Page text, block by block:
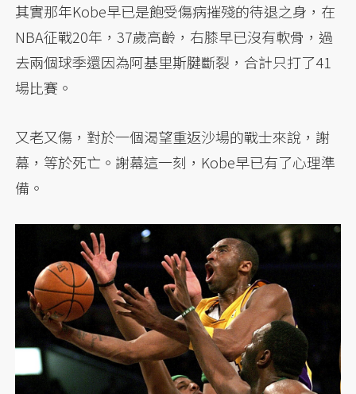
其實那年Kobe早已是飽受傷病摧殘的待退之身，在
NBA征戰20年，37歲高齡，右膝早已沒有軟骨，過
去兩個球季還因為阿基里斯腱斷裂，合計只打了41
場比賽。
又老又傷，對於一個渴望重返沙場的戰士來說，謝
幕，等於死亡。謝幕這一刻，Kobe早已有了心理準
備。